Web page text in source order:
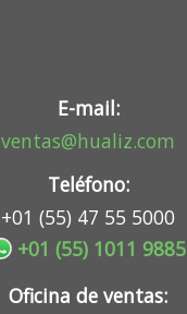
E-mail:
ventas@hualiz.com
Teléfono:
+01 (55) 47 55 5000
+01 (55) 1011 9885
Oficina de ventas: